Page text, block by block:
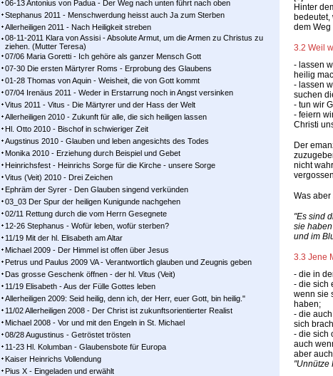
06-13 Antonius von Padua - Der Weg nach unten führt nach oben
Stephanus 2011 - Menschwerdung heisst auch Ja zum Sterben
Allerheiligen 2011 - Nach Heiligkeit streben
08-11-2011 Klara von Assisi - Absolute Armut, um die Armen zu Christus zu
ziehen. (Mutter Teresa)
07/06 Maria Goretti - Ich gehöre als ganzer Mensch Gott
07-30 Die ersten Märtyrer Roms - Erprobung des Glaubens
01-28 Thomas von Aquin - Weisheit, die von Gott kommt
07/04 Irenäus 2011 - Weder in Erstarrung noch in Angst versinken
Vitus 2011 - Vitus - Die Märtyrer und der Hass der Welt
Allerheiligen 2010 - Zukunft für alle, die sich heiligen lassen
Hl. Otto 2010 - Bischof in schwieriger Zeit
Augstinus 2010 - Glauben und leben angesichts des Todes
Monika 2010 - Erziehung durch Beispiel und Gebet
Heinrichsfest - Heinrichs Sorge für die Kirche - unsere Sorge
Vitus (Veit) 2010 - Drei Zeichen
Ephräm der Syrer - Den Glauben singend verkünden
03_03 Der Spur der heiligen Kunigunde nachgehen
02/11 Rettung durch die vom Herrn Gesegnete
12-26 Stephanus - Wofür leben, wofür sterben?
11/19 Mit der hl. Elisabeth am Altar
Michael 2009 - Der Himmel ist offen über Jesus
Petrus und Paulus 2009 VA - Verantwortlich glauben und Zeugnis geben
Das grosse Geschenk öffnen - der hl. Vitus (Veit)
11/19 Elisabeth - Aus der Fülle Gottes leben
Allerheiligen 2009: Seid heilig, denn ich, der Herr, euer Gott, bin heilig."
11/02 Allerheiligen 2008 - Der Christ ist zukunftsorientierter Realist
Michael 2008 - Vor und mit den Engeln in St. Michael
08/28 Augustinus - Getröstet trösten
11-23 Hl. Kolumban - Glaubensbote für Europa
Kaiser Heinrichs Vollendung
Pius X - Eingeladen und erwählt
Hinter
bedeutet,
dem Weg
3.2 Weil
- lassen
heilig
- lassen
suchen
- tun wir
- feiern
Christi
Der
nicht
Was
"Es sind
sie
und im
3.3 Jene
- die in
- die sich
wenn sie
haben;
- die
sich
- die sich
auch
aber
"Unnütze